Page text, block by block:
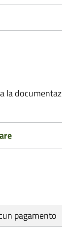
la
pagamento